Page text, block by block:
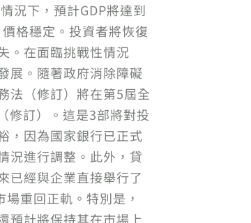
況下，預計GDP將達到
格穩定。投資者將恢復
。在面臨挑戰性情況
展。隨著政府消除障礙
法（修訂）將在第5屆全
修訂）。這是3部將對投
，因為國家銀行已正式
況進行調整。此外，貸
已經與企業直接舉行了
重回正軌。特別是，
預計將保持其在市場上